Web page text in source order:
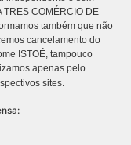
COMÉRCIO DE
também que não
cancelamento do
ISTOÉ, tampouco
apenas pelo
sites.